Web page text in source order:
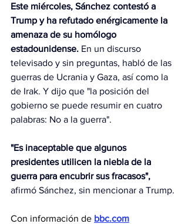
Este miércoles, Sánchez contestó a
Trump y ha refutado enérgicamente la
amenaza de su homólogo
estadounidense. En un discurso
televisado y sin preguntas, habló de las
guerras de Ucrania y Gaza, así como la
de Irak. Y dijo que "la posición del
gobierno se puede resumir en cuatro
palabras: No a la guerra".
"Es inaceptable que algunos
presidentes utilicen la niebla de la
guerra para encubrir sus fracasos",
afirmó Sánchez, sin mencionar a Trump.
Con información de bbc.com